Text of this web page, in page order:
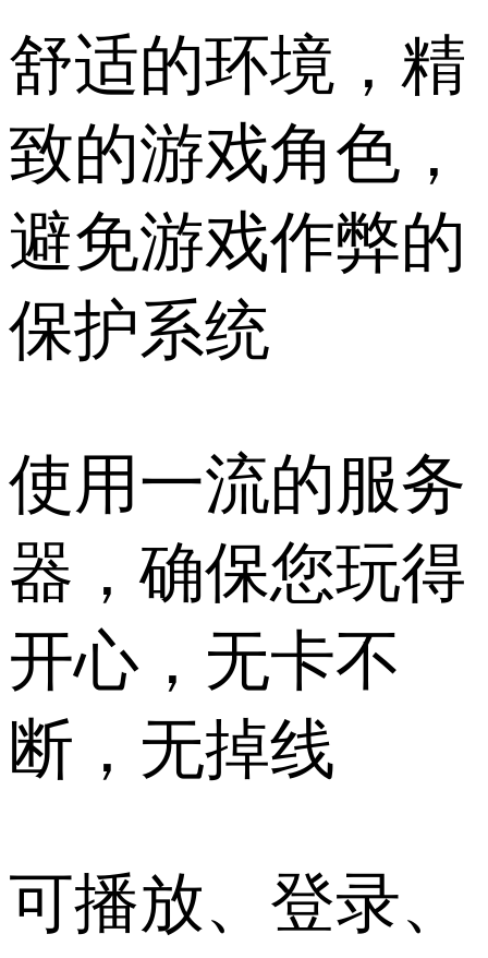
舒适的环境，精
致的游戏角色，
避免游戏作弊的
保护系统
使用一流的服务
器，确保您玩得
开心，无卡不
断，无掉线
可播放、登录、